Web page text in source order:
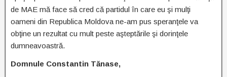
de MAE mă face să cred că partidul în care eu şi mulţi
oameni din Republica Moldova ne-am pus speranţele va
obţine un rezultat cu mult peste aşteptările şi dorinţele
dumneavoastră.
Domnule Constantin Tănase,